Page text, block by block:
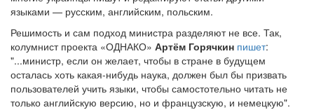
языками — русским, английским, польским.
Решимость и сам подход министра разделяют не все. Так,
колумнист проекта «ОДНАКО» Артём Горячкин пишет:
"...министр, если он желает, чтобы в стране в будущем
осталась хоть какая-нибудь наука, должен был бы призвать
пользователей учить языки, чтобы самостотельно читать не
только английскую версию, но и французскую, и немецкую".